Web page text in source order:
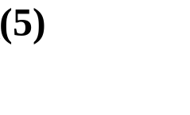
(5)